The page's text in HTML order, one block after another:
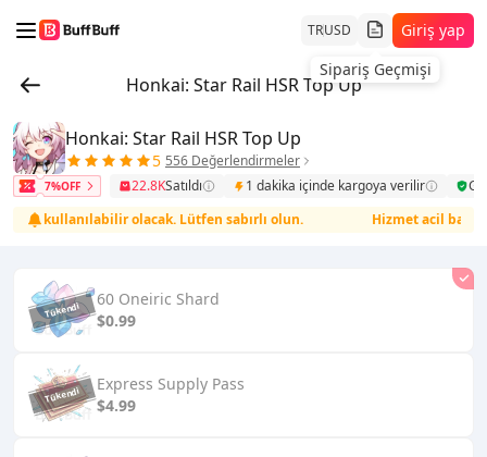
TRUSD Giriş yap
Honkai: Star Rail HSR Top Up
Honkai: Star Rail HSR Top Up
5 556 Değerlendirmeler
7%OFF 22.8KSatıldı 1 dakika içinde kargoya verilir
kullanılabilir olacak. Lütfen sabırlı olun.
Hizmet acil bakım
60 Oneiric Shard
$0.99
Express Supply Pass
$4.99